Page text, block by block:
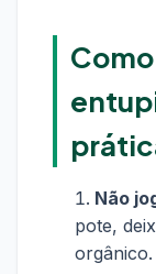
Não
pote,
orgânico.